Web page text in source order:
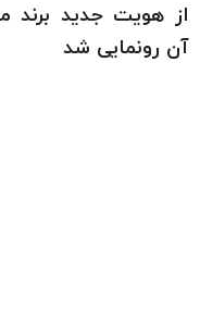
از هویت جدید برند
آن رونمایی شد